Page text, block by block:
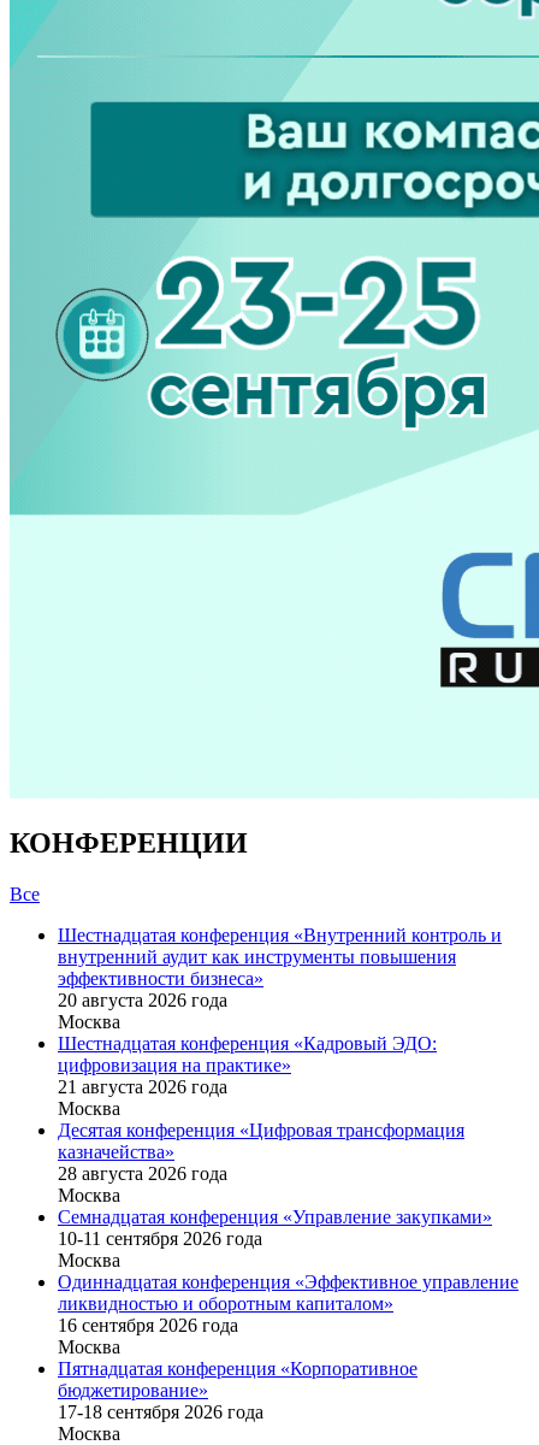
КОНФЕРЕНЦИИ
Все
Шестнадцатая конференция «Внутренний контроль и
внутренний аудит как инструменты повышения
эффективности бизнеса»
20 августа 2026 года
Москва
Шестнадцатая конференция «Кадровый ЭДО:
цифровизация на практике»
21 августа 2026 года
Москва
Десятая конференция «Цифровая трансформация
казначейства»
28 августа 2026 года
Москва
Семнадцатая конференция «Управление закупками»
10-11 сентября 2026 года
Москва
Одиннадцатая конференция «Эффективное управление
ликвидностью и оборотным капиталом»
16 cентября 2026 года
Москва
Пятнадцатая конференция «Корпоративное
бюджетирование»
17-18 сентября 2026 года
Москва